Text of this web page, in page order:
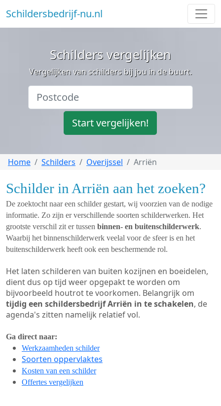
Schildersbedrijf-nu.nl
Schilders vergelijken
Vergelijken van schilders bij jou in de buurt.
Start vergelijken!
Home Schilders Overijssel Arriën
Schilder in Arriën aan het zoeken?
De zoektocht naar een schilder gestart, wij voorzien van de nodige
informatie. Zo zijn er verschillende soorten schilderwerken. Het
grootste verschil zit er tussen binnen- en buitenschilderwerk.
Waarbij het binnenschilderwerk veelal voor de sfeer is en het
buitenschilderwerk heeft ook een beschermende rol.
Het laten schilderen van buiten kozijnen en boeidelen,
dient dus op tijd weer opgepakt te worden om
bijvoorbeeld houtrot te voorkomen. Belangrijk om
tijdig een schildersbedrijf Arriën in te schakelen, de
agenda's zitten namelijk relatief vol.
Ga direct naar:
Werkzaamheden schilder
Soorten oppervlaktes
Kosten van een schilder
Offertes vergelijken